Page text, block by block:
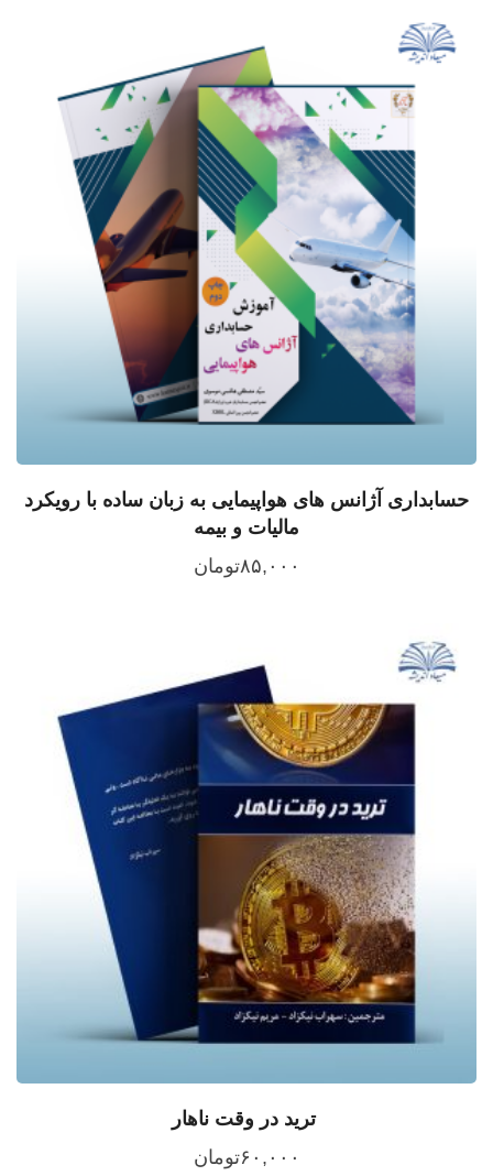
حسابداری آژانس های هواپیمایی به زبان ساده با رویکرد
مالیات و بیمه
۸۵,۰۰۰تومان
ترید در وقت ناهار
۶۰,۰۰۰تومان